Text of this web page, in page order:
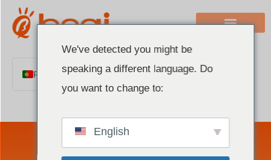
Portuguese
French
We've detected you might be
speaking a different language. Do
you want to change to:
English